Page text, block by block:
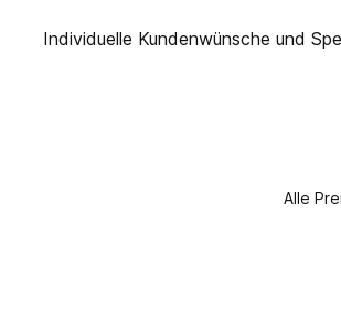
Individuelle Kundenwünsche und
Alle